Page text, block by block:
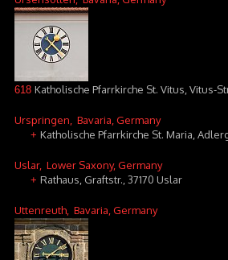
618 Katholische Pfarrkirche St. Vitus, Vitus-
Urspringen , Bavaria, Germany
+ Katholische Pfarrkirche St. Maria,
Uslar, Lower Saxony, Germany
+ Rathaus, Graftstr., 37170 Uslar
Uttenreuth , Bavaria, Germany